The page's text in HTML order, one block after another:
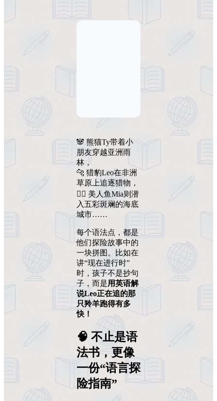
🐼 熊猫Ty带着小
朋友穿越亚洲雨
林，
🐆 猎豹Leo在非洲
草原上追逐猎物，
🧜‍♀️ 美人鱼Mia则潜
入五彩斑斓的海底
城市……
每个语法点，都是
他们探险故事中的
一块拼图。比如在
讲“现在进行时”
时，孩子不是抄句
子，而是用英语解
说Leo正在追的那
只羚羊跑得有多
快！
🧠 不止是语
法书，更像
一份“语言探
险指南”